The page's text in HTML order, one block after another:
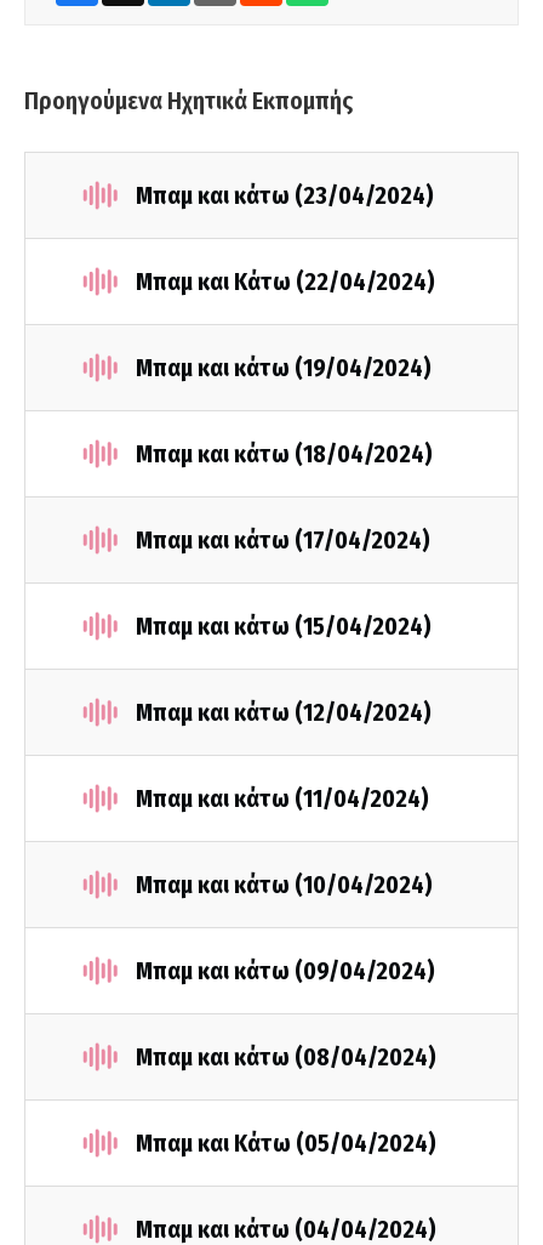
Προηγούμενα Ηχητικά Εκπομπής
Μπαμ και κάτω (23/04/2024)
Μπαμ και Κάτω (22/04/2024)
Μπαμ και κάτω (19/04/2024)
Μπαμ και κάτω (18/04/2024)
Μπαμ και κάτω (17/04/2024)
Μπαμ και κάτω (15/04/2024)
Μπαμ και κάτω (12/04/2024)
Μπαμ και κάτω (11/04/2024)
Μπαμ και κάτω (10/04/2024)
Μπαμ και κάτω (09/04/2024)
Μπαμ και κάτω (08/04/2024)
Μπαμ και Κάτω (05/04/2024)
Μπαμ και κάτω (04/04/2024)